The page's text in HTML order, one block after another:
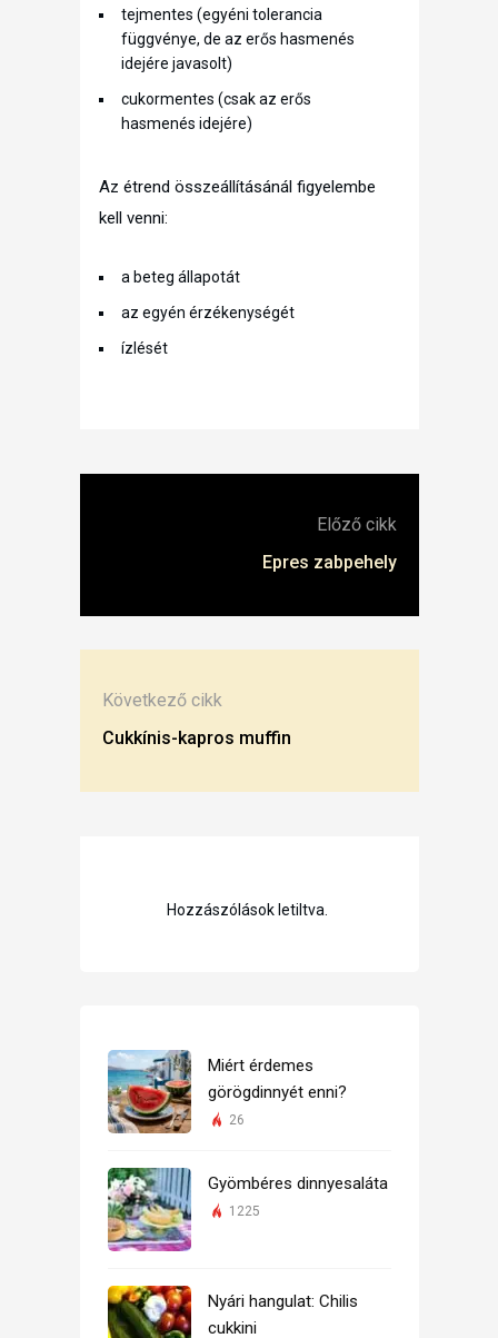
tejmentes (egyéni tolerancia
függvénye, de az erős hasmenés
idejére javasolt)
cukormentes (csak az erős
hasmenés idejére)
Az étrend összeállításánál figyelembe
kell venni:
a beteg állapotát
az egyén érzékenységét
ízlését
Előző cikk
Epres zabpehely
Következő cikk
Cukkínis-kapros muffin
Hozzászólások letiltva.
Miért érdemes
görögdinnyét enni?
26
Gyömbéres dinnyesaláta
1225
Nyári hangulat: Chilis
cukkini